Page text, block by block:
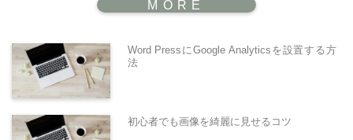
Word PressにGoogle Analyticsを設置する方
法
初心者でも画像を綺麗に見せるコツ